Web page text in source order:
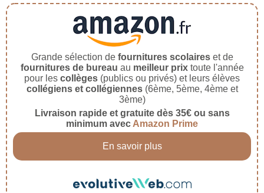
Grande sélection de fournitures scolaireset de
fournitures de bureau au meilleur prixtoute l'année
pour les collèges (publics ou privés) et leurs élèves
collégiens et collégiennes(6ème, 5ème, 4ème et
3ème)
Livraison rapide et gratuite dès 35€ ou sans
minimum avec Amazon Prime
En savoir plus